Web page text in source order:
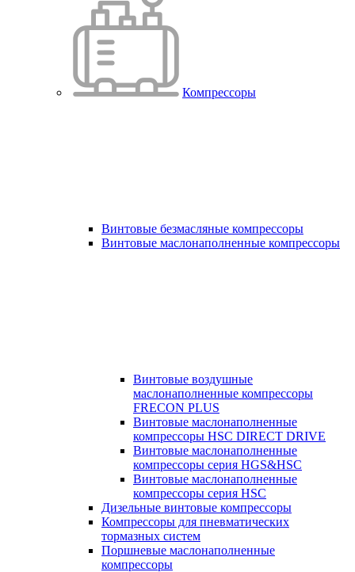
Компрессоры
Винтовые безмасляные компрессоры
Винтовые маслонаполненные компрессоры
Винтовые воздушные
маслонаполненные компрессоры
FRECON PLUS
Винтовые маслонаполненные
компрессоры HSC DIRECT DRIVE
Винтовые маслонаполненные
компрессоры серия HGS&HSC
Винтовые маслонаполненные
компрессоры серия HSC
Дизельные винтовые компрессоры
Компрессоры для пневматических
тормазных систем
Поршневые маслонаполненные
компрессоры